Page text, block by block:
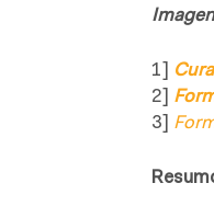
1]
2]
3]